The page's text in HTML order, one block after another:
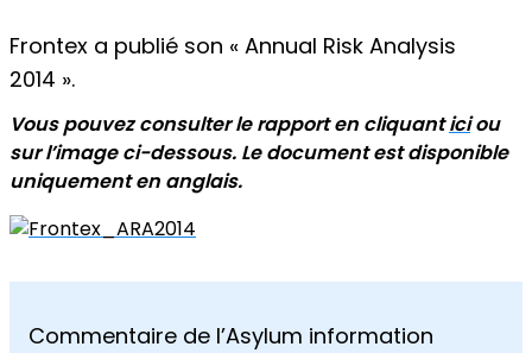
Frontex a publié son « Annual Risk Analysis
2014 ».
Vous pouvez consulter le rapport en cliquanticiou
sur l’image ci-dessous. Le document est disponible
uniquement en anglais.
Commentaire de l’Asylum information